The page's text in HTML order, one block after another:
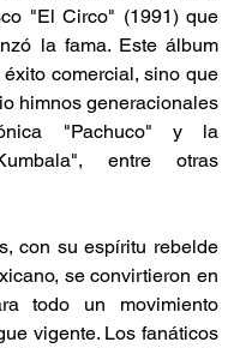
"El Circo" (1991) que
la fama. Este álbum
comercial, sino que
himnos generacionales
"Pachuco" y la
entre otras
con su espíritu rebelde
se convirtieron en
todo un movimiento
vigente. Los fanáticos